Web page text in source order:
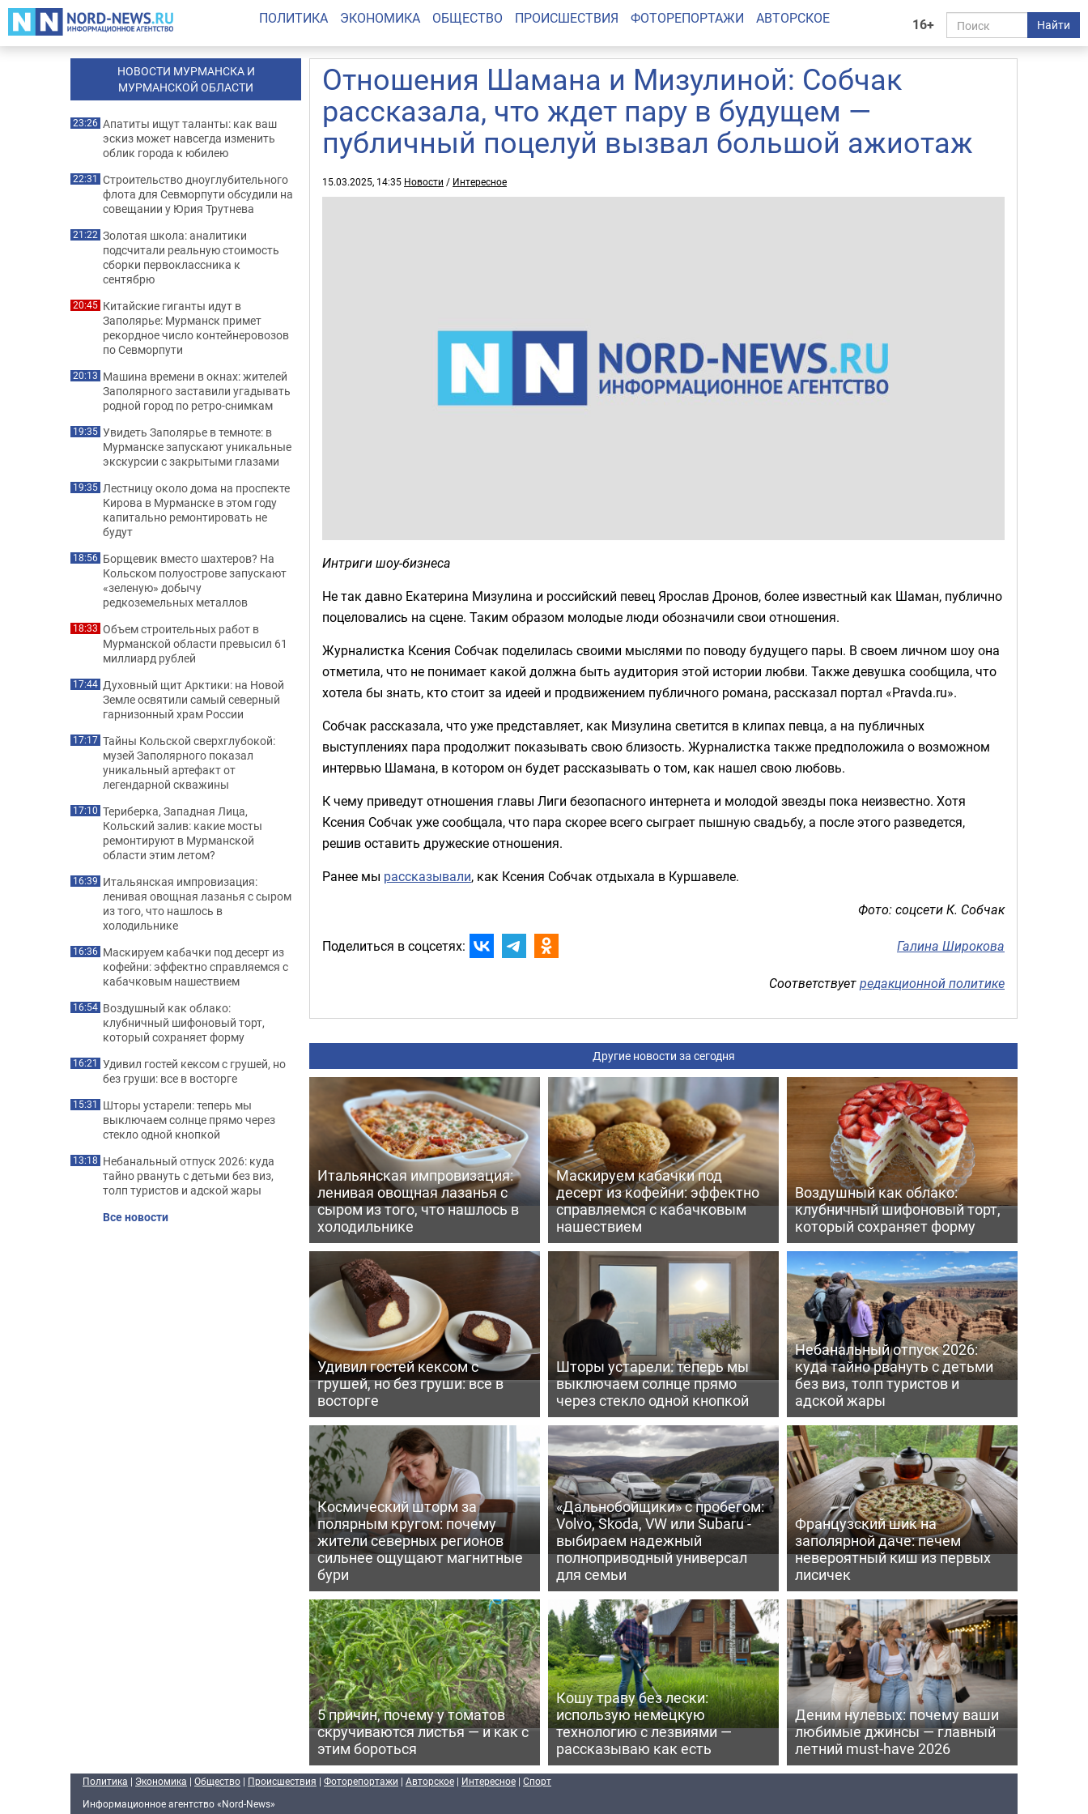
16+ Найти
ПОЛИТИКА ЭКОНОМИКА ОБЩЕСТВО ПРОИСШЕСТВИЯ ФОТОРЕПОРТАЖИ АВТОРСКОЕ
Отношения Шамана и Мизулиной: Собчак
рассказала, что ждет пару в будущем —
публичный поцелуй вызвал большой ажиотаж
15.03.2025, 14:35 Новости / Интересное
Интриги шоу-бизнеса
Не так давно Екатерина Мизулина и российский певец Ярослав Дронов, более известный как Шаман, публично
поцеловались на сцене. Таким образом молодые люди обозначили свои отношения.
Журналистка Ксения Собчак поделилась своими мыслями по поводу будущего пары. В своем личном шоу она
отметила, что не понимает какой должна быть аудитория этой истории любви. Также девушка сообщила, что
хотела бы знать, кто стоит за идеей и продвижением публичного романа, рассказал портал «Pravda.ru».
Собчак рассказала, что уже представляет, как Мизулина светится в клипах певца, а на публичных
выступлениях пара продолжит показывать свою близость. Журналистка также предположила о возможном
интервью Шамана, в котором он будет рассказывать о том, как нашел свою любовь.
К чему приведут отношения главы Лиги безопасного интернета и молодой звезды пока неизвестно. Хотя
Ксения Собчак уже сообщала, что пара скорее всего сыграет пышную свадьбу, а после этого разведется,
решив оставить дружеские отношения.
Ранее мы рассказывали, как Ксения Собчак отдыхала в Куршавеле.
Фото: соцсети К. Собчак
Поделиться в соцсетях: Галина Широкова
Соответствуетредакционной политике
Другие новости за сегодня
Итальянская импровизация:
ленивая овощная лазанья с
сыром из того, что нашлось в
холодильнике
Маскируем кабачки под
десерт из кофейни: эффектно
справляемся с кабачковым
нашествием
Воздушный как облако:
клубничный шифоновый торт,
который сохраняет форму
Удивил гостей кексом с
грушей, но без груши: все в
восторге
Шторы устарели: теперь мы
выключаем солнце прямо
через стекло одной кнопкой
Небанальный отпуск 2026:
куда тайно рвануть с детьми
без виз, толп туристов и
адской жары
Космический шторм за
полярным кругом: почему
жители северных регионов
сильнее ощущают магнитные
бури
«Дальнобойщики» с пробегом:
Volvo, Skoda, VW или Subaru -
выбираем надежный
полноприводный универсал
для семьи
Французский шик на
заполярной даче: печем
невероятный киш из первых
лисичек
5 причин, почему у томатов
скручиваются листья — и как с
этим бороться
Кошу траву без лески:
использую немецкую
технологию с лезвиями —
рассказываю как есть
Деним нулевых: почему ваши
любимые джинсы — главный
летний must-have 2026
НОВОСТИ МУРМАНСКА И
МУРМАНСКОЙ ОБЛАСТИ
23:26 Апатиты ищут таланты: как ваш
эскиз может навсегда изменить
облик города к юбилею
22:31 Строительство дноуглубительного
флота для Севморпути обсудили на
совещании у Юрия Трутнева
21:22 Золотая школа: аналитики
подсчитали реальную стоимость
сборки первоклассника к
сентябрю
20:45 Китайские гиганты идут в
Заполярье: Мурманск примет
рекордное число контейнеровозов
по Севморпути
20:13 Машина времени в окнах: жителей
Заполярного заставили угадывать
родной город по ретро-снимкам
19:35 Увидеть Заполярье в темноте: в
Мурманске запускают уникальные
экскурсии с закрытыми глазами
19:35 Лестницу около дома на проспекте
Кирова в Мурманске в этом году
капитально ремонтировать не
будут
18:56 Борщевик вместо шахтеров? На
Кольском полуострове запускают
«зеленую» добычу
редкоземельных металлов
18:33 Объем строительных работ в
Мурманской области превысил 61
миллиард рублей
17:44 Духовный щит Арктики: на Новой
Земле освятили самый северный
гарнизонный храм России
17:17 Тайны Кольской сверхглубокой:
музей Заполярного показал
уникальный артефакт от
легендарной скважины
17:10 Териберка, Западная Лица,
Кольский залив: какие мосты
ремонтируют в Мурманской
области этим летом?
16:39 Итальянская импровизация:
ленивая овощная лазанья с сыром
из того, что нашлось в
холодильнике
16:36 Маскируем кабачки под десерт из
кофейни: эффектно справляемся с
кабачковым нашествием
16:54 Воздушный как облако:
клубничный шифоновый торт,
который сохраняет форму
16:21 Удивил гостей кексом с грушей, но
без груши: все в восторге
15:31 Шторы устарели: теперь мы
выключаем солнце прямо через
стекло одной кнопкой
13:18 Небанальный отпуск 2026: куда
тайно рвануть с детьми без виз,
толп туристов и адской жары
Все новости
Политика | Экономика | Общество | Происшествия | Фоторепортажи | Авторское | Интересное | Спорт
Информационное агентство «Nord-News»